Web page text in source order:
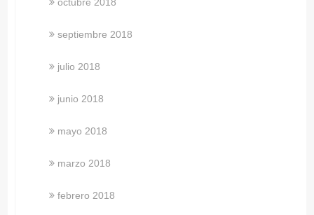
septiembre 2018
julio 2018
junio 2018
mayo 2018
marzo 2018
febrero 2018